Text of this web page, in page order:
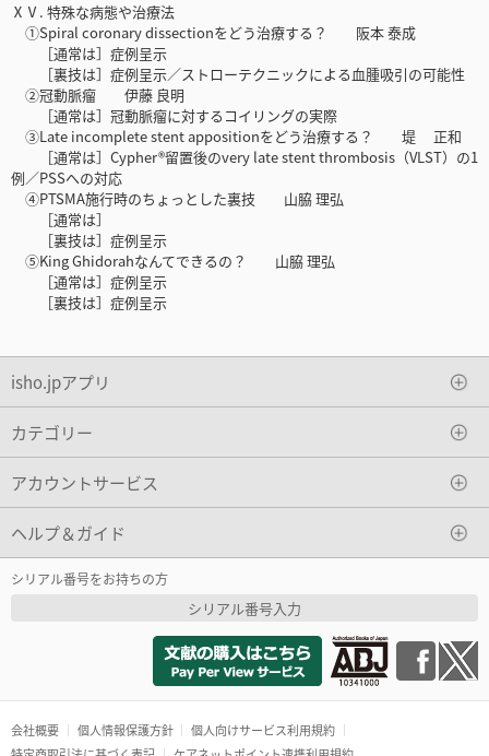
ⅩⅤ. 特殊な病態や治療法
①Spiral coronary dissectionをどう治療する？ 阪本 泰成
［通常は］症例呈示
［裏技は］症例呈示／ストローテクニックによる血腫吸引の可能性
②冠動脈瘤 伊藤 良明
［通常は］冠動脈瘤に対するコイリングの実際
③Late incomplete stent appositionをどう治療する？ 堤 正和
［通常は］Cypher®留置後のvery late stent thrombosis（VLST）の1
例／PSSへの対応
④PTSMA施行時のちょっとした裏技 山脇 理弘
［通常は］
［裏技は］症例呈示
⑤King Ghidorahなんてできるの？ 山脇 理弘
［通常は］症例呈示
［裏技は］症例呈示
isho.jpアプリ
カテゴリー
アカウントサービス
ヘルプ＆ガイド
シリアル番号をお持ちの方
シリアル番号入力
会社概要 個人情報保護方針
個人向けサービス利用規約